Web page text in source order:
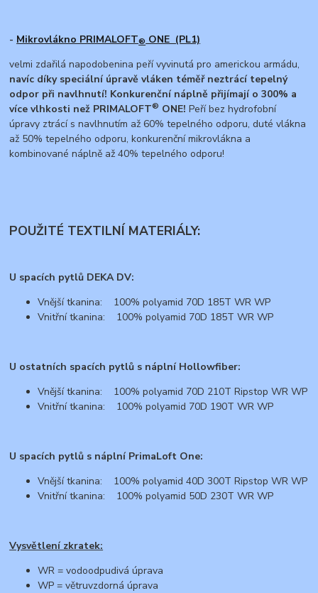
- Mikrovlákno PRIMALOFT® ONE (PL1)
velmi zdařilá napodobenina peří vyvinutá pro americkou armádu,
navíc díky speciální úpravě vláken téměř neztrácí tepelný
odpor při navlhnutí! Konkurenční náplně přijímají o 300% a
více vlhkosti než PRIMALOFT® ONE! Peří bez hydrofobní
úpravy ztrácí s navlhnutím až 60% tepelného odporu, duté vlákna
až 50% tepelného odporu, konkurenční mikrovlákna a
kombinované náplně až 40% tepelného odporu!
POUŽITÉ TEXTILNÍ MATERIÁLY:
U spacích pytlů DEKA DV:
Vnější tkanina: 100% polyamid 70D 185T WR WP
Vnitřní tkanina: 100% polyamid 70D 185T WR WP
U ostatních spacích pytlů s náplní Hollowfiber:
Vnější tkanina: 100% polyamid 70D 210T Ripstop WR WP
Vnitřní tkanina: 100% polyamid 70D 190T WR WP
U spacích pytlů s náplní PrimaLoft One:
Vnější tkanina: 100% polyamid 40D 300T Ripstop WR WP
Vnitřní tkanina: 100% polyamid 50D 230T WR WP
Vysvětlení zkratek:
WR = vodoodpudivá úprava
WP = větruvzdorná úprava